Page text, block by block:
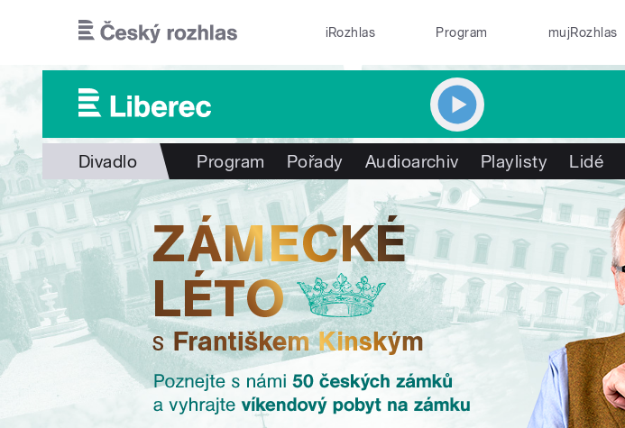
iRozhlas Program mujRozhlas
Divadlo Program Pořady Audioarchiv Playlisty Lidé